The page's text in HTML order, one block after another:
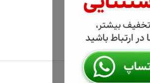
لیست محصولات
درباره ما